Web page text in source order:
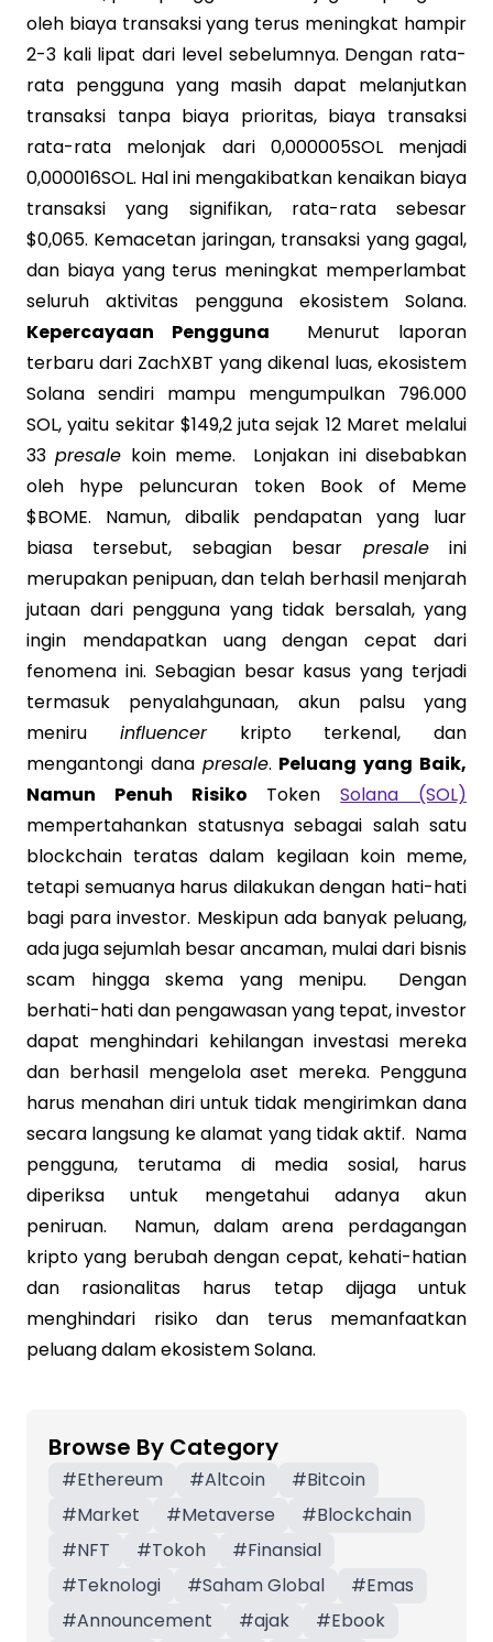
oleh biaya transaksi yang terus meningkat hampir
2-3 kali lipat dari level sebelumnya. Dengan rata-
rata pengguna yang masih dapat melanjutkan
transaksi tanpa biaya prioritas, biaya transaksi
rata-rata melonjak dari 0,000005SOL menjadi
0,000016SOL. Hal ini mengakibatkan kenaikan biaya
transaksi yang signifikan, rata-rata sebesar
$0,065. Kemacetan jaringan, transaksi yang gagal,
dan biaya yang terus meningkat memperlambat
seluruh aktivitas pengguna ekosistem Solana.
Kepercayaan Pengguna Menurut laporan
terbaru dari ZachXBT yang dikenal luas, ekosistem
Solana sendiri mampu mengumpulkan 796.000
SOL, yaitu sekitar $149,2 juta sejak 12 Maret melalui
33presale koin meme. Lonjakan ini disebabkan
oleh hype peluncuran token Book of Meme
$BOME. Namun, dibalik pendapatan yang luar
biasa tersebut, sebagian besar presaleini
merupakan penipuan, dan telah berhasil menjarah
jutaan dari pengguna yang tidak bersalah, yang
ingin mendapatkan uang dengan cepat dari
fenomena ini. Sebagian besar kasus yang terjadi
termasuk penyalahgunaan, akun palsu yang
meniru influencerkripto terkenal, dan
mengantongi dana presale. Peluang yang Baik,
Namun Penuh Risiko TokenSolana (SOL)
mempertahankan statusnya sebagai salah satu
blockchain teratas dalam kegilaan koin meme,
tetapi semuanya harus dilakukan dengan hati-hati
bagi para investor. Meskipun ada banyak peluang,
ada juga sejumlah besar ancaman, mulai dari bisnis
scam hingga skema yang menipu. Dengan
berhati-hati dan pengawasan yang tepat, investor
dapat menghindari kehilangan investasi mereka
dan berhasil mengelola aset mereka. Pengguna
harus menahan diri untuk tidak mengirimkan dana
secara langsung ke alamat yang tidak aktif. Nama
pengguna, terutama di media sosial, harus
diperiksa untuk mengetahui adanya akun
peniruan. Namun, dalam arena perdagangan
kripto yang berubah dengan cepat, kehati-hatian
dan rasionalitas harus tetap dijaga untuk
menghindari risiko dan terus memanfaatkan
peluang dalam ekosistem Solana.
Browse By Category
#Ethereum #Altcoin #Bitcoin
#Market #Metaverse #Blockchain
#NFT #Tokoh #Finansial
#Teknologi #Saham Global #Emas
#Announcement #ajak #Ebook